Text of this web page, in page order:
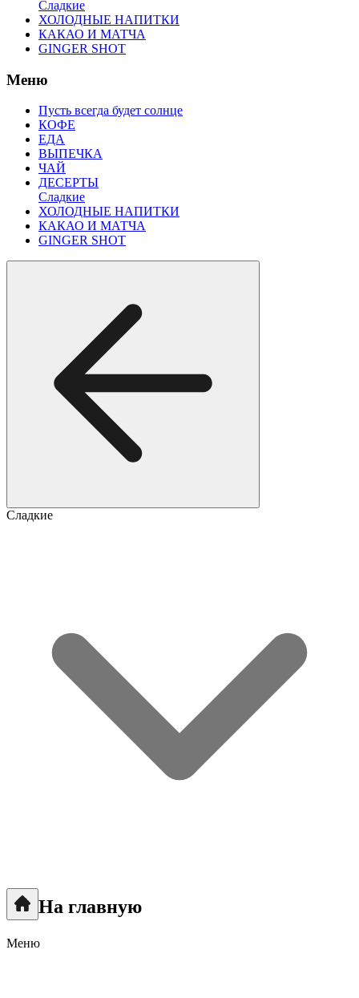
Сладкие
ХОЛОДНЫЕ НАПИТКИ
КАКАО И МАТЧА
GINGER SHOT
Меню
Пусть всегда будет солнце
КОФЕ
ЕДА
ВЫПЕЧКА
ЧАЙ
ДЕСЕРТЫ
Сладкие
ХОЛОДНЫЕ НАПИТКИ
КАКАО И МАТЧА
GINGER SHOT
Сладкие
На главную
Меню